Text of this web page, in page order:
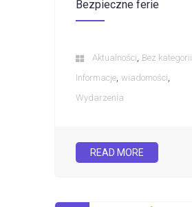
Bezpieczne ferie
Aktualności, Bez kategorii
Informacje, wiadomości,
Wydarzenia
READ MORE